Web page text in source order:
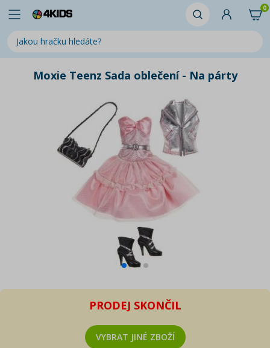
0
Moxie Teenz Sada oblečení - Na párty
PRODEJ SKONČIL
VYBRAT JINÉ ZBOŽÍ